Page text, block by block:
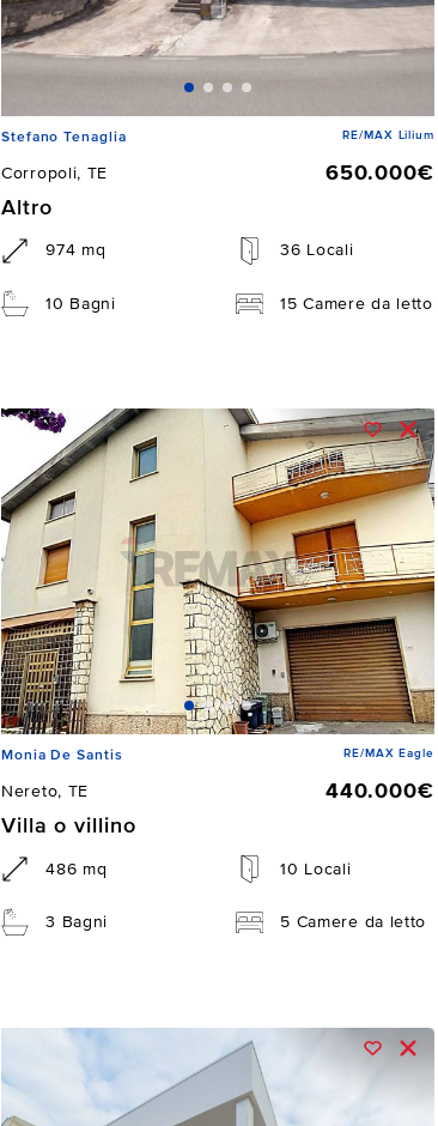
Stefano Tenaglia RE/MAX Lilium
Corropoli, TE
650.000€
Altro
974 mq 36 Locali
10 Bagni 15 Camere da letto
Monia De Santis RE/MAX Eagle
Nereto, TE
440.000€
Villa o villino
486 mq 10 Locali
3 Bagni 5 Camere da letto